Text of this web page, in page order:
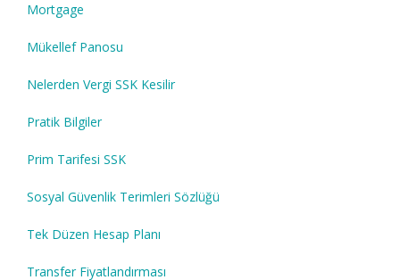
Mortgage
Mükellef Panosu
Nelerden Vergi SSK Kesilir
Pratik Bilgiler
Prim Tarifesi SSK
Sosyal Güvenlik Terimleri Sözlüğü
Tek Düzen Hesap Planı
Transfer Fiyatlandırması